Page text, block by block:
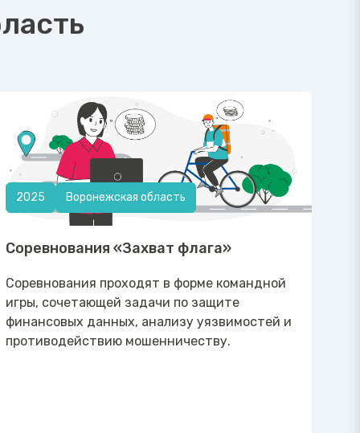
2025 Воронежская область
Соревнования «Захват флага»
Соревнования проходят в форме командной
игры, сочетающей задачи по защите
финансовых данных, анализу уязвимостей и
противодействию мошенничеству.